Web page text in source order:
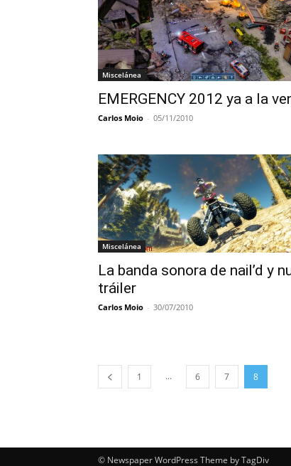
Miscelánea
EMERGENCY 2012 ya a la
Carlos Moio - 05/11/2010
Miscelánea
La banda sonora de nail’d y
tráiler
Carlos Moio - 30/07/2010
1 ... 6 7 8
© Newspaper WordPress Theme by TagDiv